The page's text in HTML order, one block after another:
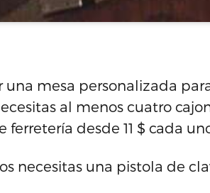
una mesa personalizada
al menos cuatro
ferretería desde 11 $ cada
necesitas una pistola de